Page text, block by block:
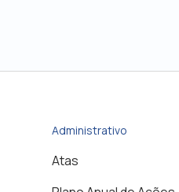
Administrativo
Atas